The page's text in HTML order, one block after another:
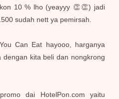
10 % lho (yeayyy 👏👏) jadi
sudah nett ya pemirsah.
Can Eat hayooo, harganya
kita beli dan nongkrong
dai HotelPon.com yaitu